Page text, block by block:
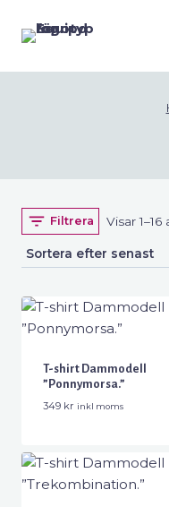
Filtrera Visar 1–16
T-shirt Dammodell
”Ponnymorsa.”
349 kr inkl moms